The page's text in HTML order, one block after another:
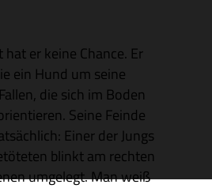
er keine Chance. Er
ein Hund um seine
die sich im Boden
Seine Feinde
Einer der Jungs
blinkt am rech­ten
umge­legt. Man weiß